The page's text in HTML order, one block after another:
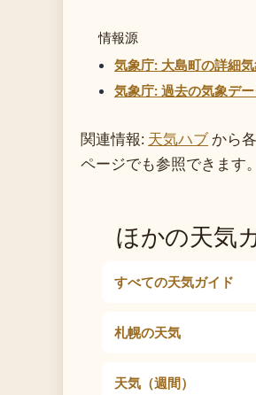
情報源
気象庁: 大島町の詳細
気象庁: 過去の気象デ
関連情報: 天気ハブから
ページでも参照できます。
ほかの天気
すべての天気ガイド
札幌の天気
天気（週間）